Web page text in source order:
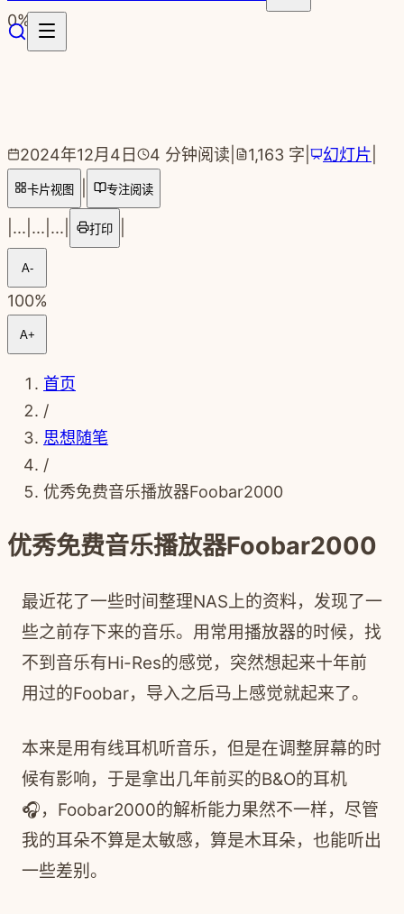
跳转到主要内容
0%
2024年12月4日 4 分钟阅读 1,163 字 幻灯片
卡片视图 专注阅读
... ... ... 打印
A-
100%
A+
首页
/
思想随笔
/
优秀免费音乐播放器Foobar2000
优秀免费音乐播放器Foobar2000
最近花了一些时间整理NAS上的资料，发现了一
些之前存下来的音乐。用常用播放器的时候，找
不到音乐有Hi-Res的感觉，突然想起来十年前
用过的Foobar，导入之后马上感觉就起来了。
本来是用有线耳机听音乐，但是在调整屏幕的时
候有影响，于是拿出几年前买的B&O的耳机
🎧，Foobar2000的解析能力果然不一样，尽管
我的耳朵不算是太敏感，算是木耳朵，也能听出
一些差别。